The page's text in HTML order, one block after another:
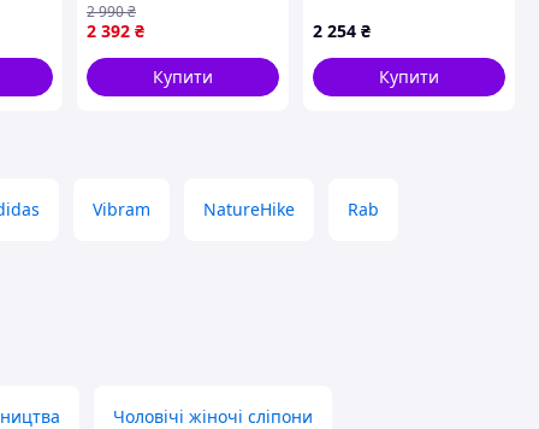
осінньо-зимові
чоловічі 45 29.0 см
2 392 ₴
2 990₴
Купити
2 254 ₴
Купити
Vibram NatureHike Rab
Чоловічі жіночі сліпони